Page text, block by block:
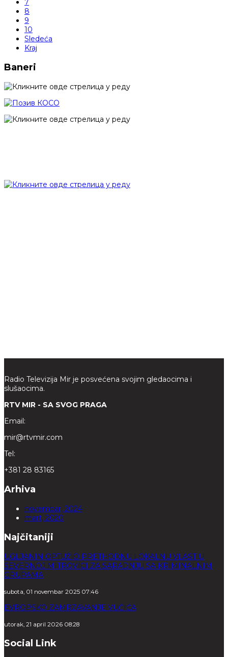
7
8
9
10
Sledeća
Kraj
Baneri
Radio Televizija Mir je posvećena svojim gledaocima i
slušaocima.
RTV MIR - SA SVOG PRAGA
Email:
mir@rtvmir.com
Tel:
+381 28 83165
Arhiva
novembar, 2024
mart, 2020
Najčitaniji
UGLJANIN OPTUŽIO PRETHODNU LOKALNU VLAST U
SEVERNOJ MITROVICI ZA SARADNJU SA KRIMINALNIM
GRUPAMA
subota, 01 novembar 2025 07:46
EVROPSKO ZAMRZAVANJE VUČIĆA
utorak, 21 april 2026 08:28
Social Link